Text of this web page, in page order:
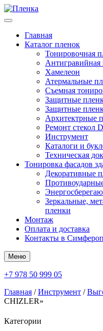
Главная
Каталог пленок
Тонировочная
Антигравийная
Хамелеон
Атермальные
Съемная
Защитные
Защитные
Архитектрные
Ремонт стекол
Инструмент
Каталоги и
Техническая
Тонировка фасадов
Декоративные
Зеркальные,
пленки
Монтаж
Оплата и доставка
Контакты в
Меню
+7 978 50 999 05
Главная /Инструмент /
CHIZLER»
Категории